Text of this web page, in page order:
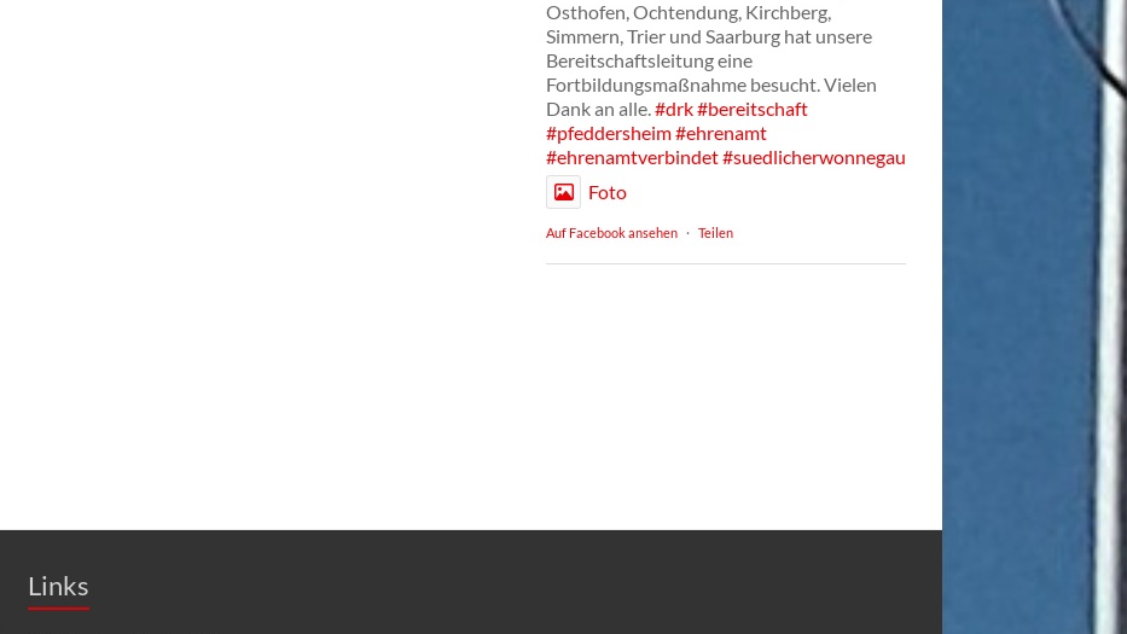
Osthofen, Ochtendung, Kirchberg,
Simmern, Trier und Saarburg hat unsere
Bereitschaftsleitung eine
Fortbildungsmaßnahme besucht. Vielen
Dank an alle.#drk#bereitschaft
#pfeddersheim#ehrenamt
#ehrenamtverbindet#suedlicherwonnegau
Foto
Auf Facebook ansehen · Teilen
Links